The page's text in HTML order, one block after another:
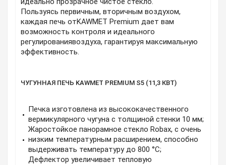
Пользуясь первичным, вторичным воздухом,
каждая печь отKAWMET Premium дает вам
возможность контроля и идеального
регулированиявоздуха, гарантируя максимальную
эффективность.
ЧУГУННАЯ ПЕЧЬ KAWMET PREMIUM S5 (11,3 КВТ)
Печка изготовлена из высококачественного
вермикулярного чугуна с толщиной стенки 10 мм;
Жаростойкое панорамное стекло Robax, с очень
низким температурным расширением, способно
выдерживать температуру до 800 °С;
Дефлектор увеличивает тепловую